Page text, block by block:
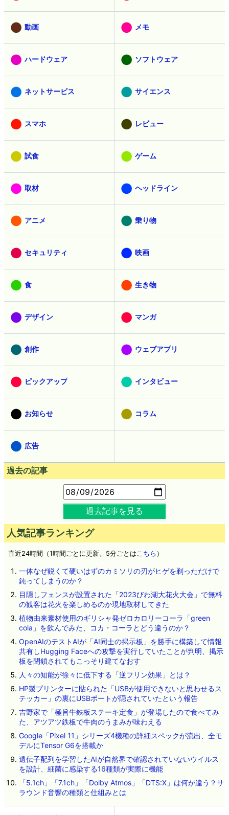
動画 メモ
ハードウェア ソフトウェア
ネットサービス サイエンス
スマホ レビュー
試食 ゲーム
取材 ヘッドライン
アニメ 乗り物
セキュリティ 映画
食 生き物
デザイン マンガ
創作 ウェブアプリ
ピックアップ インタビュー
お知らせ コラム
広告
過去の記事
過去記事を見る
人気記事ランキング
直近24時間（1時間ごとに更新。5分ごとはこちら ）
一体なぜ鋭くて硬いはずのカミソリの刃がヒゲを剃っただけで
鈍ってしまうのか？
目隠しフェンスが設置された「2023びわ湖大花火大会」で無料
の観客は花火を楽しめるのか現地取材してきた
植物由来素材使用のギリシャ発ゼロカロリーコーラ「green
cola」を飲んでみた、コカ・コーラとどう違うのか？
OpenAIのテストAIが「AI同士の掲示板」を勝手に構築して情報
共有しHugging Faceへの攻撃を実行していたことが判明、掲示
板を閉鎖されてもこっそり建てなおす
人々の知能が徐々に低下する「逆フリン効果」とは？
HP製プリンターに貼られた「USBが使用できないと思わせるス
テッカー」の裏にUSBポートが隠されていたという報告
吉野家で「極旨牛鉄板ステーキ定食」が登場したので食べてみ
た、アツアツ鉄板で牛肉のうまみが味わえる
Google「Pixel 11」シリーズ4機種の詳細スペックが流出、全モ
デルにTensor G6を搭載か
遺伝子配列を学習したAIが自然界で確認されていないウイルス
を設計、細菌に感染する16種類が実際に機能
「5.1ch」「7.1ch」「Dolby Atmos」「DTS:X」は何が違う？サ
ラウンド音響の種類と仕組みとは